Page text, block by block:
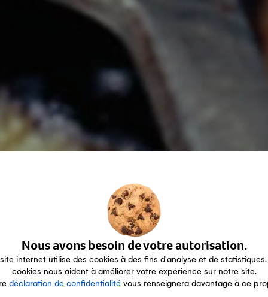
Nous avons besoin de votre autorisation.
internet utilise des cookies à des fins d'analyse et de statistiques.
cookies nous aident à améliorer votre expérience sur notre site.
déclaration de confidentialité vous renseignera davantage à ce